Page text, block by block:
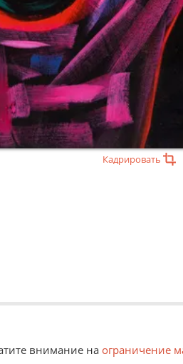
Кадрировать
внимание на ограничение